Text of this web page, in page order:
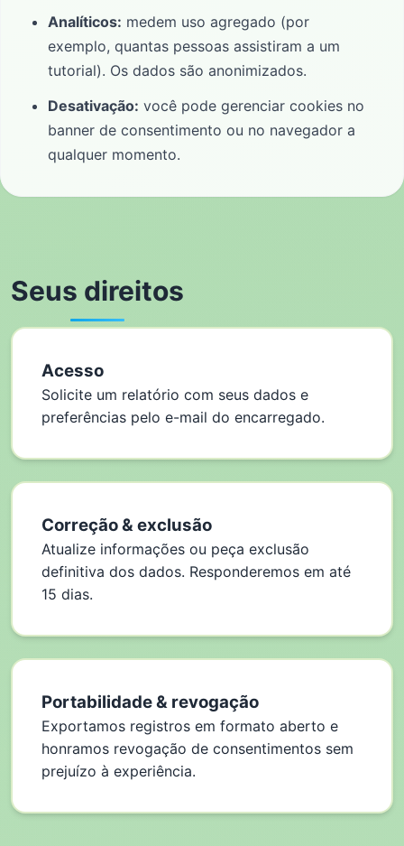
Analíticos: medem uso agregado (por
exemplo, quantas pessoas assistiram a um
tutorial). Os dados são anonimizados.
Desativação: você pode gerenciar cookies no
banner de consentimento ou no navegador a
qualquer momento.
Seus direitos
Acesso
Solicite um relatório com seus dados e
preferências pelo e-mail do encarregado.
Correção & exclusão
Atualize informações ou peça exclusão
definitiva dos dados. Responderemos em até
15 dias.
Portabilidade & revogação
Exportamos registros em formato aberto e
honramos revogação de consentimentos sem
prejuízo à experiência.